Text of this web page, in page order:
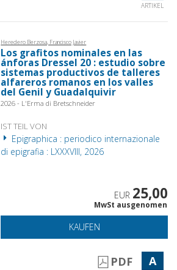
ARTIKEL
Heredero Berzosa, Francisco Javier
Los grafitos nominales en las
ánforas Dressel 20 : estudio sobre
sistemas productivos de talleres
alfareros romanos en los valles
del Genil y Guadalquivir
2026 - L'Erma di Bretschneider
IST TEIL VON
Epigraphica : periodico internazionale
di epigrafia : LXXXVIII, 2026
EUR 25,00
MwSt ausgenomen
KAUFEN
PDF A